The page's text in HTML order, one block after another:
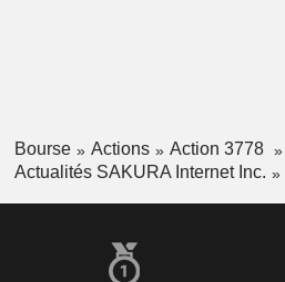
Bourse Actions
Action 3778
Actualités SAKURA Internet Inc.